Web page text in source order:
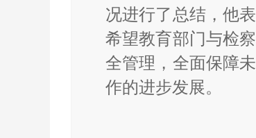
况进行了总结，他
希望教育部门与检
全管理，全面保障
作的进步发展。